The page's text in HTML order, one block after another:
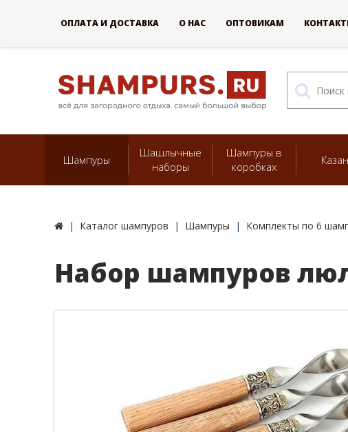
Шампуры
Шашлычные
наборы
Шампуры в
коробках
Каталог шампуров Шампуры Комплекты по 6
Набор шампуров
ОПЛАТА И ДОСТАВКА О НАС ОПТОВИКАМ